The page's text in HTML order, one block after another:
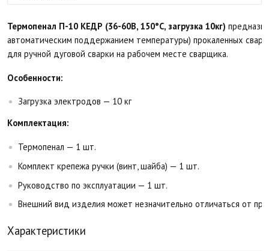
Термопенал П-10 КЕДР (36-60В, 150°C, загрузка 10кг)
автоматическим поддержанием температуры) прокаленных
для ручной дуговой сварки на рабочем месте сварщика.
Особенности:
Загрузка электродов — 10 кг
Комплектация:
Термопенал — 1 шт.
Комплект крепежа ручки (винт, шайба) — 1 шт.
Руководство по эксплуатации — 1 шт.
Внешний вид изделия может незначительно отличаться от
Характеристики